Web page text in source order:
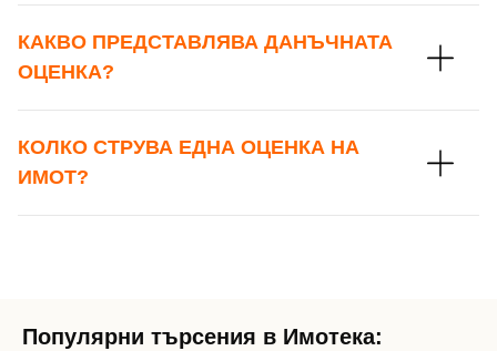
КАКВО ПРЕДСТАВЛЯВА ДАНЪЧНАТА
ОЦЕНКА?
КОЛКО СТРУВА ЕДНА ОЦЕНКА НА
ИМОТ?
Популярни търсения в Имотека: